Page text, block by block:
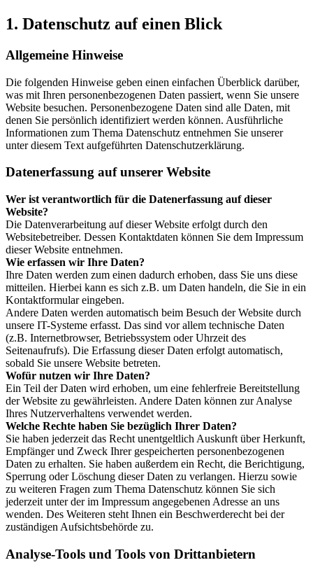
1. Datenschutz auf einen Blick
Allgemeine Hinweise
Die folgenden Hinweise geben einen einfachen Überblick darüber,
was mit Ihren personenbezogenen Daten passiert, wenn Sie unsere
Website besuchen. Personenbezogene Daten sind alle Daten, mit
denen Sie persönlich identifiziert werden können. Ausführliche
Informationen zum Thema Datenschutz entnehmen Sie unserer
unter diesem Text aufgeführten Datenschutzerklärung.
Datenerfassung auf unserer Website
Wer ist verantwortlich für die Datenerfassung auf dieser
Website?
Die Datenverarbeitung auf dieser Website erfolgt durch den
Websitebetreiber. Dessen Kontaktdaten können Sie dem Impressum
dieser Website entnehmen.
Wie erfassen wir Ihre Daten?
Ihre Daten werden zum einen dadurch erhoben, dass Sie uns diese
mitteilen. Hierbei kann es sich z.B. um Daten handeln, die Sie in ein
Kontaktformular eingeben.
Andere Daten werden automatisch beim Besuch der Website durch
unsere IT-Systeme erfasst. Das sind vor allem technische Daten
(z.B. Internetbrowser, Betriebssystem oder Uhrzeit des
Seitenaufrufs). Die Erfassung dieser Daten erfolgt automatisch,
sobald Sie unsere Website betreten.
Wofür nutzen wir Ihre Daten?
Ein Teil der Daten wird erhoben, um eine fehlerfreie Bereitstellung
der Website zu gewährleisten. Andere Daten können zur Analyse
Ihres Nutzerverhaltens verwendet werden.
Welche Rechte haben Sie bezüglich Ihrer Daten?
Sie haben jederzeit das Recht unentgeltlich Auskunft über Herkunft,
Empfänger und Zweck Ihrer gespeicherten personenbezogenen
Daten zu erhalten. Sie haben außerdem ein Recht, die Berichtigung,
Sperrung oder Löschung dieser Daten zu verlangen. Hierzu sowie
zu weiteren Fragen zum Thema Datenschutz können Sie sich
jederzeit unter der im Impressum angegebenen Adresse an uns
wenden. Des Weiteren steht Ihnen ein Beschwerderecht bei der
zuständigen Aufsichtsbehörde zu.
Analyse-Tools und Tools von Drittanbietern